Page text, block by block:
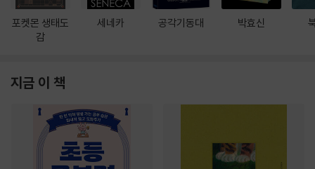
포켓몬 생태도
감
세네카 공각기동대 박효신
지금 이 책